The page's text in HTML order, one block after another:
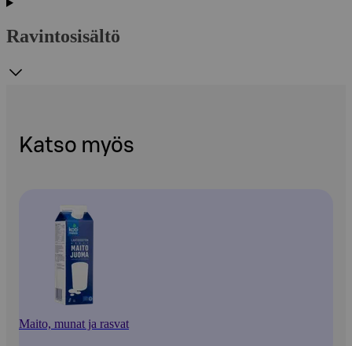
Ravintosisältö
Katso myös
Maito, munat ja rasvat